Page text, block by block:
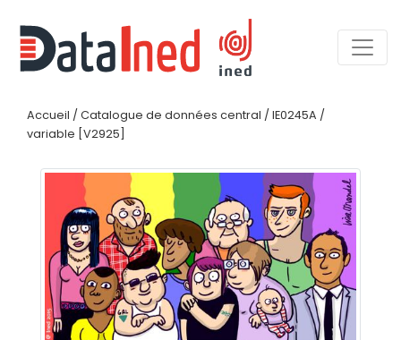
Accueil / Catalogue de données central / IE0245A /
variable [V2925]